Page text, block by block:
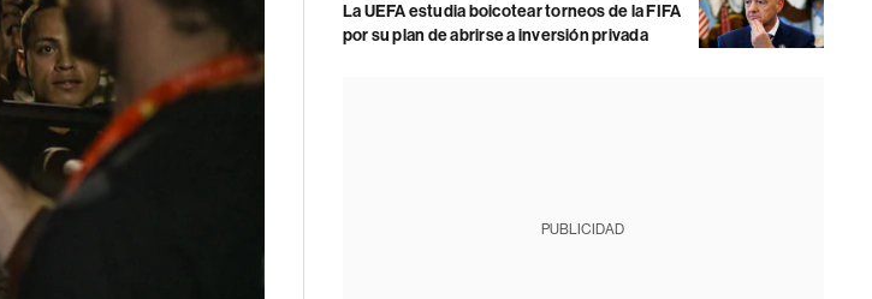
La UEFA estudia boicotear torneos de la FIFA
por su plan de abrirse a inversión privada
PUBLICIDAD